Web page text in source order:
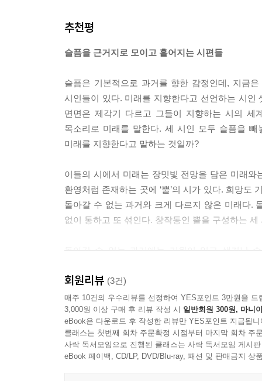
어젯밤 꿈은 전부 증발해버렸는데
어지러워요
무엇을 말해야 하나요 무엇을 듣고 싶나요
귀를 막으면 알 수 있나요 귀를 막고 눈이 멀면
손끝이 예민해지나요 무엇을 만져야 하나요
무엇이었나요 어둠 속에서
끝, 눈물, 다음에 계속
물밀 듯이 밀려오는 건 무엇이었을까요 눈앞을 가
책을 펼친 채로 덮어두면 날갯짓 소리가 들려요
영화는 어떤가요 재생하면 할수록 많은 사람들이
사랑을 나누고
나는 여러 인물에게 감정을 대입해요 오래 살았다
결국 머릿속은 엉망진창이 되는 건가요
손가락을 죄다 자른다면 더는 편지를 적지 않아도
―「어제의 꿈은 오늘의 착란」 부분
회사 생활이 힘들다고 우는 너에게 그만두라는
없다는 게 계속 일할 의지 계속 살아갈 의지가 없다
―「기다리는 사람」 부분
서로의 과거는 무력하면서도 따뜻할 것이다
―「그루」 부분
시집 도처에, 여러 발원지로부터 다발적으로 출
시가 있는가 하면, 우리라는 관계 속에서 풍경
이들은 앞으로도 슬프고 아름다운 것들에 관해
닮은 슬픔의 꼴을 한 채 이 시절을 살아내기에 충
추천평
슬픔을 근거지로 모이고 흩어지는 시편들
슬픔은 기본적으로 과거를 향한 감정인데, 지금
시인들이 있다. 미래를 지향한다고 선언하는 시인
면면은 제각기 다르고 그들이 지향하는 시의 세
목소리로 미래를 말한다. 세 시인 모두 슬픔을
미래를 지향한다고 말하는 것일까?
이들의 시에서 미래는 장밋빛 전망을 담은 미래
환영처럼 존재하는 곳에 ‘뿔’의 시가 있다. 희망
돌아갈 수 없는 과거와 크게 다르지 않은 미래다.
없이 통하고 또 섞인다. 창작동인 뿔을 구성하는
돌아갈 수 없는 과거에는 기원이 있고 생겨날
슬픔이다. “우리는 슬픈 것이 닮았고, 피가 달라
있는 시집. “찰나의 밝은 것들”로 빛나는 시는, 그
- 김언 (시인)
회원리뷰 (3건)
매주 10건의 우수리뷰를 선정하여 YES포인트 3만원을 드
3,000원 이상 구매 후 리뷰 작성 시 일반회원 300원, 마니
eBook은 다운로드 후 작성한 리뷰만 YES포인트 지급됩니
클래스는 첫번째 회차 주문확정 시점부터 마지막 회차 주
사락 독서모임으로 진행된 클래스는 사락 독서모임 게시
eBook 페이백, CD/LP, DVD/Blu-ray, 패션 및 판매금지 상